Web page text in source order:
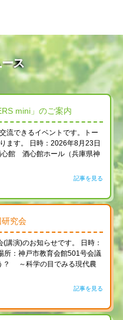
mini」のご案内
流できるイベントです。トー
ます。 日時：2026年8月23日
館 酒心館ホール（兵庫県神
記事を見る
究会
演)のお知らせです。 日時：
：神戸市教育会館501号会議
？ ～科学の目でみる現代農
記事を見る